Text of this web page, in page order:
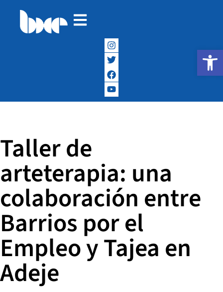
Abrir
Taller de
arteterapia: una
colaboración entre
Barrios por el
Empleo y Tajea en
Adeje